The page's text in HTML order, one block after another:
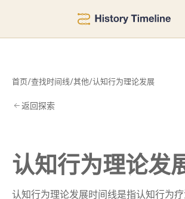
首页/查找时间线/其他/认知行为理论发展
返回探索
认知行为理论发
认知行为理论发展时间线是指认知行为